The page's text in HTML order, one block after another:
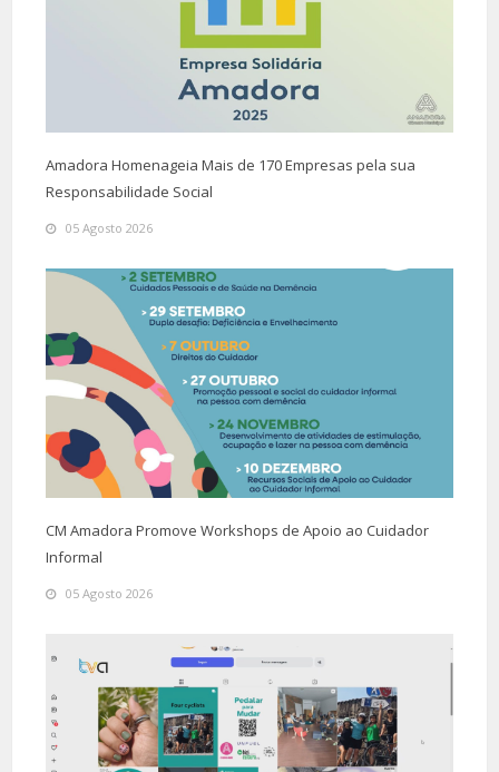
Amadora Homenageia Mais de 170 Empresas pela sua
Responsabilidade Social
05 Agosto 2026
CM Amadora Promove Workshops de Apoio ao Cuidador
Informal
05 Agosto 2026